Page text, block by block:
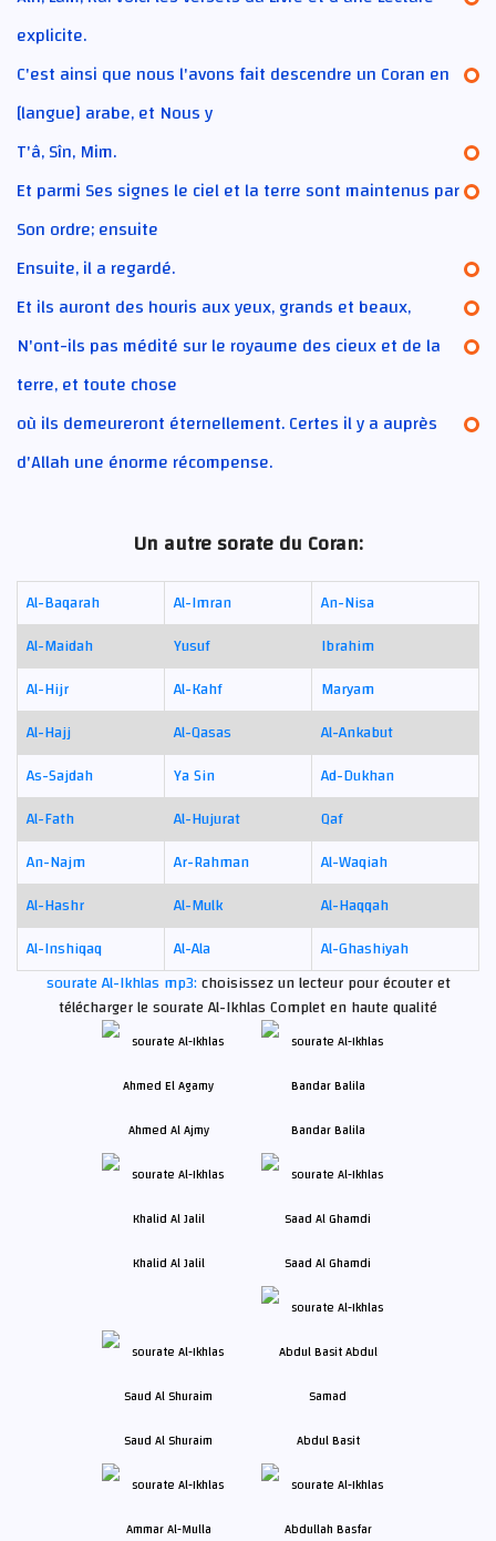
explicite.
C'est ainsi que nous l'avons fait descendre un Coran en
[langue] arabe, et Nous y
T'â, Sîn, Mim.
Et parmi Ses signes le ciel et la terre sont maintenus par
Son ordre; ensuite
Ensuite, il a regardé.
Et ils auront des houris aux yeux, grands et beaux,
N'ont-ils pas médité sur le royaume des cieux et de la
terre, et toute chose
où ils demeureront éternellement. Certes il y a auprès
d'Allah une énorme récompense.
Un autre sorate du Coran:
Al-Baqarah Al-Imran
An-Nisa
Al-Maidah
Yusuf
Ibrahim
Al-Hijr
Al-Kahf
Maryam
Al-Hajj
Al-Qasas
Al-Ankabut
As-Sajdah
Ya Sin
Ad-Dukhan
Al-Fath
Al-Hujurat
Qaf
An-Najm
Ar-Rahman
Al-Waqiah
Al-Hashr
Al-Mulk
Al-Haqqah
Al-Inshiqaq
Al-Ala
Al-Ghashiyah
sourate Al-Ikhlas mp3:choisissez un lecteur pour écouter et
télécharger le sourate Al-Ikhlas Complet en haute qualité
Ahmed Al Ajmy Bandar Balila
Khalid Al Jalil Saad Al Ghamdi
Saud Al Shuraim Abdul Basit